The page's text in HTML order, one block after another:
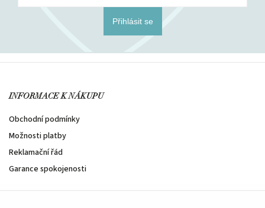
Přihlásit se
INFORMACE K NÁKUPU
Obchodní podmínky
Možnosti platby
Reklamační řád
Garance spokojenosti